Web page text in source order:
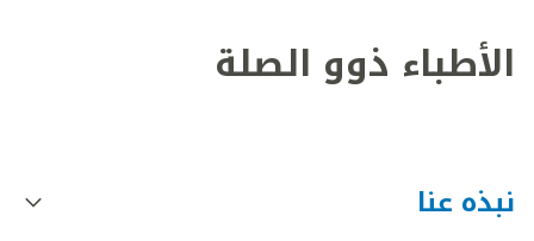
الأطباء ذوو الصلة
نبذه عنا